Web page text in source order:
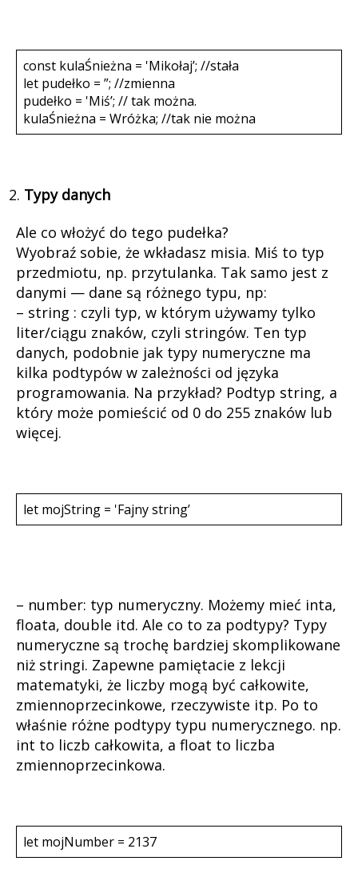
const kulaŚnieżna = 'Mikołaj’; //stała
let pudełko = ”; //zmienna
pudełko = 'Miś’; // tak można.
kulaŚnieżna = Wróżka; //tak nie można
Typy danych
Ale co włożyć do tego pudełka?
Wyobraź sobie, że wkładasz misia. Miś to typ
przedmiotu, np. przytulanka. Tak samo jest z
danymi — dane są różnego typu, np:
– string : czyli typ, w którym używamy tylko
liter/ciągu znaków, czyli stringów. Ten typ
danych, podobnie jak typy numeryczne ma
kilka podtypów w zależności od języka
programowania. Na przykład? Podtyp string, a
który może pomieścić od 0 do 255 znaków lub
więcej.
let mojString = 'Fajny string’
– number: typ numeryczny. Możemy mieć inta,
floata, double itd. Ale co to za podtypy? Typy
numeryczne są trochę bardziej skomplikowane
niż stringi. Zapewne pamiętacie z lekcji
matematyki, że liczby mogą być całkowite,
zmiennoprzecinkowe, rzeczywiste itp. Po to
właśnie różne podtypy typu numerycznego. np.
int to liczb całkowita, a float to liczba
zmiennoprzecinkowa.
let mojNumber = 2137